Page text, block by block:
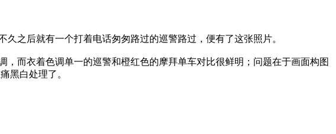
之后就有一个打着电话匆匆路过的巡警路过，便有了这张照片。
而衣着色调单一的巡警和橙红色的摩拜单车对比很鲜明；问题在于画面构图
黑白处理了。